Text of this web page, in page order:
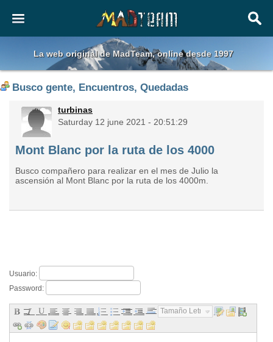
La web original de MadTeam, online desde 1997
Busco gente, Encuentros, Quedadas
turbinas
Saturday 12 june 2021 - 20:51:29
Mont Blanc por la ruta de los 4000
Busco compañero para realizar en el mes de Julio la
ascensión al Mont Blanc por la ruta de los 4000m.
Usuario:
Password:
Tamaño Letra...